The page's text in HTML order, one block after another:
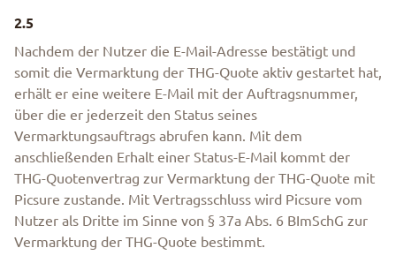
2.5
Nachdem der Nutzer die E-Mail-Adresse bestätigt und
somit die Vermarktung der THG-Quote aktiv gestartet hat,
erhält er eine weitere E-Mail mit der Auftragsnummer,
über die er jederzeit den Status seines
Vermarktungsauftrags abrufen kann. Mit dem
anschließenden Erhalt einer Status-E-Mail kommt der
THG-Quotenvertrag zur Vermarktung der THG-Quote mit
Picsure zustande. Mit Vertragsschluss wird Picsure vom
Nutzer als Dritte im Sinne von § 37a Abs. 6 BImSchG zur
Vermarktung der THG-Quote bestimmt.